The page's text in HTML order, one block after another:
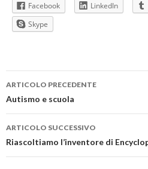
Facebook
LinkedIn
Skype
Navigazione
articolo
ARTICOLO PRECEDENTE
Autismo e scuola
ARTICOLO SUCCESSIVO
Riascoltiamo l’inventore di